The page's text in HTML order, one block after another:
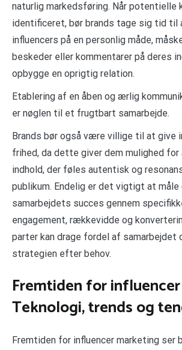
naturlig markedsføring. Når potentielle
identificeret, bør brands tage sig tid til
influencers på en personlig måde,
beskeder eller kommentarer på deres
opbygge en oprigtig relation.
Etablering af en åben og ærlig
er nøglen til et frugtbart samarbejde.
Brands bør også være villige til at give
frihed, da dette giver dem mulighed for
indhold, der føles autentisk og
publikum. Endelig er det vigtigt at måle
samarbejdets succes gennem
engagement, rækkevidde og
parter kan drage fordel af samarbejdet
strategien efter behov.
Fremtiden for
Teknologi, trends og
Fremtiden for influencer marketing ser